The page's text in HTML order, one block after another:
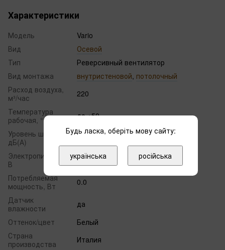
Характеристики
Модель
Vario
Вид
Осевой
Тип
Реверсивный вентилятор
Вид монтажа
внутристеновой, потолочный
Расход воздуха,
м³/час
220
Температура
рабочая, °С
до +50
Уровень шума,
дБ(А)
38
Электропитание,
В
220
Потребляемая
мощность, Вт
0.0
Датчик
влажности
да
Оттенок/цвет
Белый
Страна
производства
Италия
Будь ласка, оберіть мову сайту:
українська російська